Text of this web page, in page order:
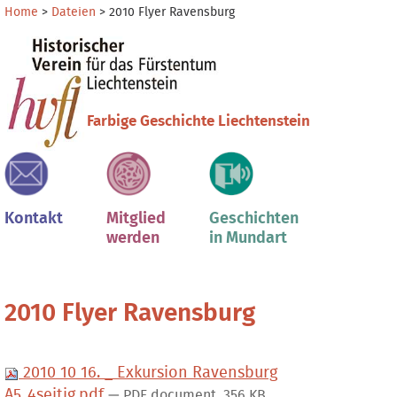
Direkt
Inhalt
Direkt
zur
Navigation
Benutzerspezifische
Home > Dateien >2010 Flyer Ravensburg
Farbige Geschichte Liechtenstein
Kontakt
Mitglied
werden
Geschichten
in Mundart
2010 Flyer Ravensburg
2010 10 16. _ Exkursion Ravensburg